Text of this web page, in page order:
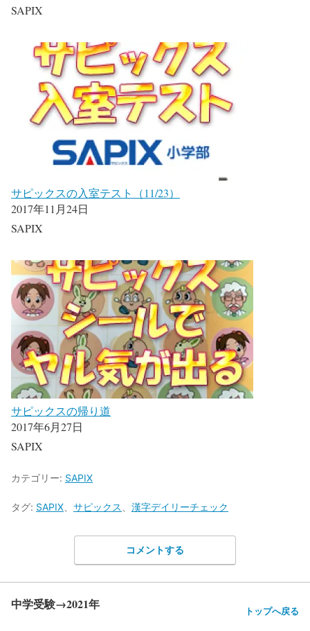
SAPIX
サピックスの入室テスト（11/23）
2017年11月24日
SAPIX
サピックスの帰り道
2017年6月27日
SAPIX
カテゴリー: SAPIX
タグ: SAPIX サピックス 漢字デイリーチェック
コメントする
中学受験→2021年 トップへ戻る